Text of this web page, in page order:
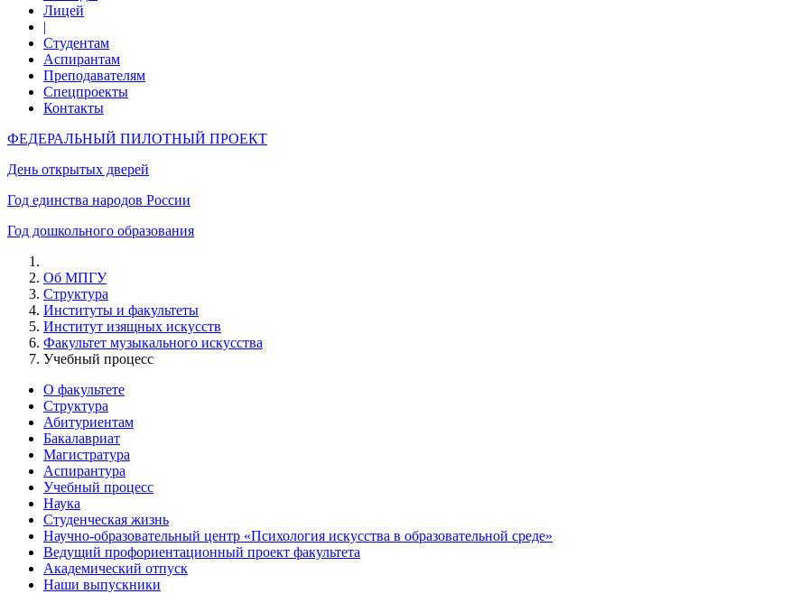
Лицей
|
Студентам
Аспирантам
Преподавателям
Спецпроекты
Контакты
ФЕДЕРАЛЬНЫЙ ПИЛОТНЫЙ ПРОЕКТ
День открытых дверей
Год единства народов России
Год дошкольного образования
Об МПГУ
Структура
Институты и факультеты
Институт изящных искусств
Факультет музыкального искусства
Учебный процесс
О факультете
Структура
Абитуриентам
Бакалавриат
Магистратура
Аспирантура
Учебный процесс
Наука
Студенческая жизнь
Научно-образовательный центр «Психология искусства в образовательной среде»
Ведущий профориентационный проект факультета
Академический отпуск
Наши выпускники